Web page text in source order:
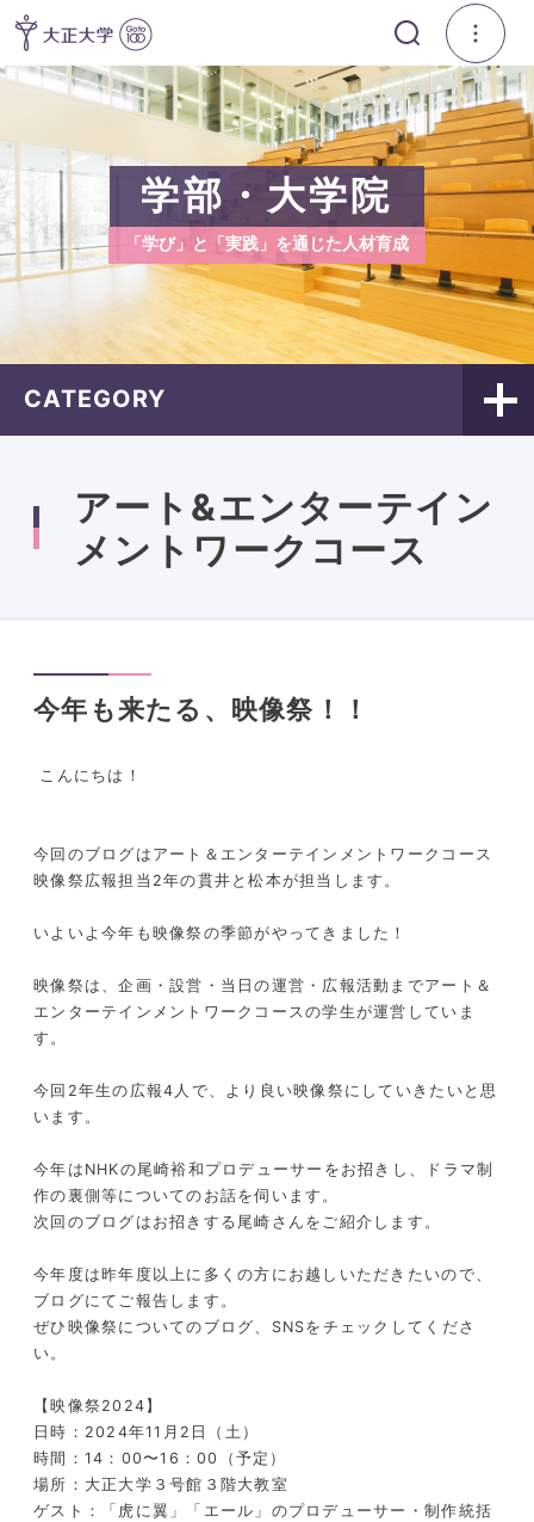
学部・大学院
「学び」と「実践」を通じた人材育成
CATEGORY
アート&エンターテイン
メントワークコース
今年も来たる、映像祭！！
こんにちは！
今回のブログはアート＆エンターテインメントワークコース
映像祭広報担当2年の貫井と松本が担当します。
いよいよ今年も映像祭の季節がやってきました！
映像祭は、企画・設営・当日の運営・広報活動までアート＆
エンターテインメントワークコースの学生が運営していま
す。
今回2年生の広報4人で、より良い映像祭にしていきたいと思
います。
今年はNHKの尾崎裕和プロデューサーをお招きし、ドラマ制
作の裏側等についてのお話を伺います。
次回のブログはお招きする尾崎さんをご紹介します。
今年度は昨年度以上に多くの方にお越しいただきたいので、
ブログにてご報告します。
ぜひ映像祭についてのブログ、SNSをチェックしてくださ
い。
【映像祭2024】
日時：2024年11月2日（土）
時間：14：00〜16：00（予定）
場所：大正大学３号館３階大教室
ゲスト：「虎に翼」「エール」のプロデューサー・制作統括